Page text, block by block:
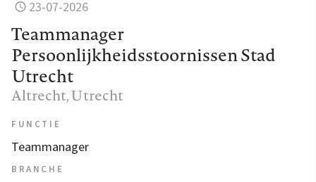
23-07-2026
Teammanager
Persoonlijkheidsstoornissen Stad
Utrecht
Altrecht, Utrecht
FUNCTIE
Teammanager
BRANCHE